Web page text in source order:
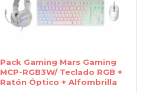
Pack Gaming Mars Gaming
MCP-RGB3W/ Teclado RGB +
Ratón Óptico + Alfombrilla